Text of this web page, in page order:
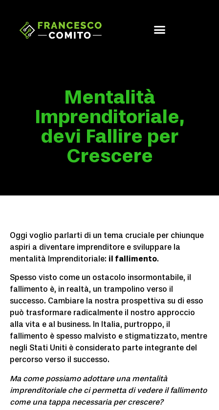
Mentalità
Imprenditoriale,
devi Fallire per
Crescere
Oggi voglio parlarti di un tema cruciale per chiunque
aspiri a diventare imprenditore e sviluppare la
mentalità Imprenditoriale: il fallimento.
Spesso visto come un ostacolo insormontabile, il
fallimento è, in realtà, un trampolino verso il
successo. Cambiare la nostra prospettiva su di esso
può trasformare radicalmente il nostro approccio
alla vita e al business. In Italia, purtroppo, il
fallimento è spesso malvisto e stigmatizzato, mentre
negli Stati Uniti è considerato parte integrante del
percorso verso il successo.
Ma come possiamo adottare una mentalità
imprenditoriale che ci permetta di vedere il fallimento
come una tappa necessaria per crescere?